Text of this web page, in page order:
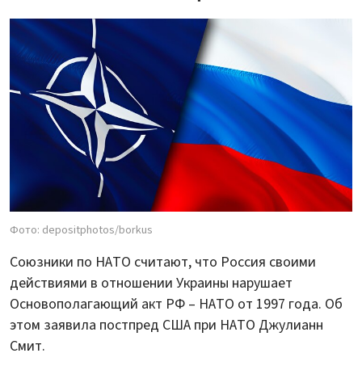
Фото: depositphotos/borkus
Союзники по НАТО считают, что Россия своими
действиями в отношении Украины нарушает
Основополагающий акт РФ – НАТО от 1997 года. Об
этом заявила постпред США при НАТО Джулианн
Смит.